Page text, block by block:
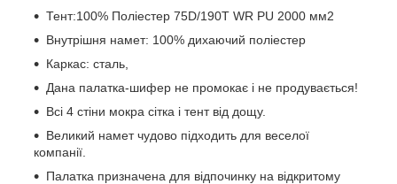
Тент:100% Поліестер 75D/190T WR PU 2000 мм2
Внутрішня намет: 100% дихаючий поліестер
Каркас: сталь,
Дана палатка-шифер не промокає і не продувається!
Всі 4 стіни мокра сітка і тент від дощу.
Великий намет чудово підходить для веселої
компанії.
Палатка призначена для відпочинку на відкритому